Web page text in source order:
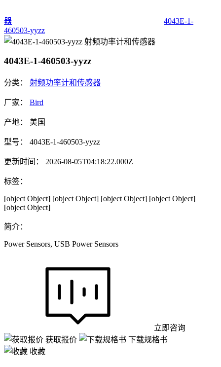
器
4043E-1-
460503-yyzz
4043E-1-460503-yyzz
分类： 射频功率计和传感器
厂家： Bird
产地： 美国
型号： 4043E-1-460503-yyzz
更新时间： 2026-08-05T04:18:22.000Z
标签：
[object Object] [object Object] [object Object] [object Object]
[object Object]
简介：
Power Sensors, USB Power Sensors
立即咨询
获取报价
下载规格书
收藏